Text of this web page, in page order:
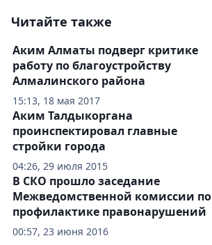
Читайте также
15:13, 18 мая 2017
Аким Алматы подверг критике
работу по благоустройству
Алмалинского района
04:26, 29 июля 2015
Аким Талдыкоргана
проинспектировал главные
стройки города
00:57, 23 июня 2016
В СКО прошло заседание
Межведомственной комиссии по
профилактике правонарушений